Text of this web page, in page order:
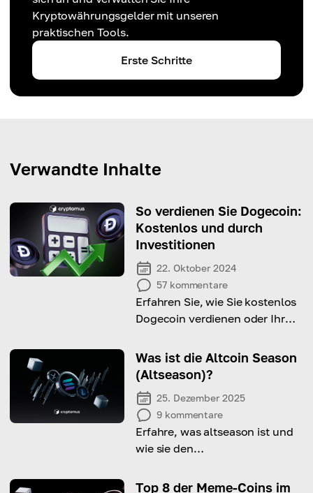
Kryptowährungsgelder mit unseren
praktischen Tools.
Erste Schritte
Verwandte Inhalte
So verdienen Sie Dogecoin:
Kostenlos und durch
Investitionen
22. Oktober 2024
57 kommentare
Erfahren Sie, wie Sie kostenlos
Dogecoin verdienen oder Ihr
Investitionen steigern können.
Was ist die Altcoin Season
(Altseason)?
25. Dezember 2025
9 kommentare
Erfahre, was altseason ist und
wie sie den
beeinflusst.
Top 8 der Meme-Coins im